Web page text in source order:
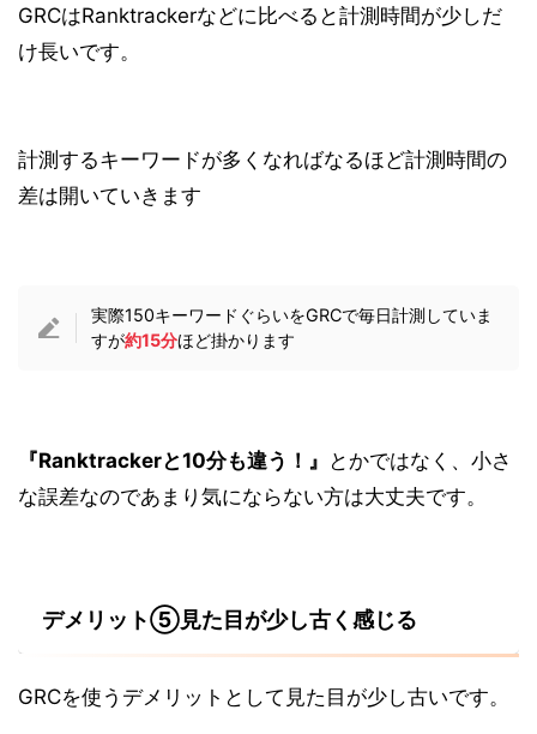
GRCはRanktrackerなどに比べると計測時間が少しだ
け長いです。
計測するキーワードが多くなればなるほど計測時間の
差は開いていきます
実際150キーワードぐらいをGRCで毎日計測していま
すが約15分ほど掛かります
『Ranktrackerと10分も違う！』 とかではなく、小さ
な誤差なのであまり気にならない方は大丈夫です。
デメリット⑤見た目が少し古く感じる
GRCを使うデメリットとして見た目が少し古いです。